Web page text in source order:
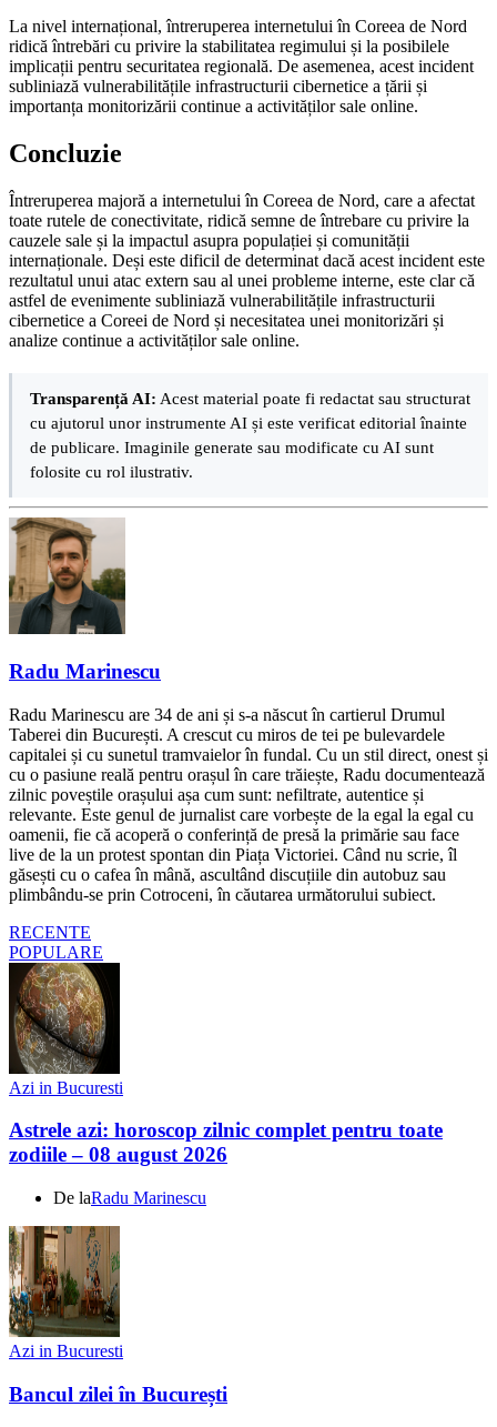
La nivel internațional, întreruperea internetului în Coreea de Nord
ridică întrebări cu privire la stabilitatea regimului și la posibilele
implicații pentru securitatea regională. De asemenea, acest incident
subliniază vulnerabilitățile infrastructurii cibernetice a țării și
importanța monitorizării continue a activităților sale online.
Concluzie
Întreruperea majoră a internetului în Coreea de Nord, care a afectat
toate rutele de conectivitate, ridică semne de întrebare cu privire la
cauzele sale și la impactul asupra populației și comunității
internaționale. Deși este dificil de determinat dacă acest incident este
rezultatul unui atac extern sau al unei probleme interne, este clar că
astfel de evenimente subliniază vulnerabilitățile infrastructurii
cibernetice a Coreei de Nord și necesitatea unei monitorizări și
analize continue a activităților sale online.
Transparență AI: Acest material poate fi redactat sau structurat
cu ajutorul unor instrumente AI și este verificat editorial înainte
de publicare. Imaginile generate sau modificate cu AI sunt
folosite cu rol ilustrativ.
Radu Marinescu
Radu Marinescu are 34 de ani și s-a născut în cartierul Drumul
Taberei din București. A crescut cu miros de tei pe bulevardele
capitalei și cu sunetul tramvaielor în fundal. Cu un stil direct, onest și
cu o pasiune reală pentru orașul în care trăiește, Radu documentează
zilnic poveștile orașului așa cum sunt: nefiltrate, autentice și
relevante. Este genul de jurnalist care vorbește de la egal la egal cu
oamenii, fie că acoperă o conferință de presă la primărie sau face
live de la un protest spontan din Piața Victoriei. Când nu scrie, îl
găsești cu o cafea în mână, ascultând discuțiile din autobuz sau
plimbându-se prin Cotroceni, în căutarea următorului subiect.
RECENTE
POPULARE
Azi in Bucuresti
Astrele azi: horoscop zilnic complet pentru toate
zodiile – 08 august 2026
De laRadu Marinescu
Azi in Bucuresti
Bancul zilei în București